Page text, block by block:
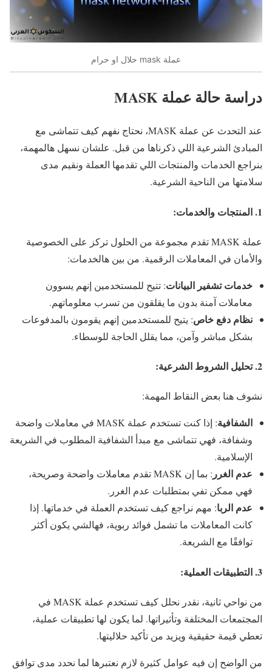
عملة mask حلال او حرام
دراسة حالة عملة MASK
عند التحدث عن عملة MASK، نحتاج نفهم كيف تتماشى مع
المبادئ الشرعية اللي ذكرناها من قبل. علشان نسهل هالمهمة،
بنراجع الخدمات والمنتجات اللي تقدمها العملة ونقيم مدى
سلامتها من الناحية الشرعية.
1. المنتجات والخدمات:
عملة MASK تقدم مجموعة من الحلول تركز على الخصوصية
والأمان في المعاملات الرقمية. من بين هالخدمات:
خدمات تشفير البيانات: تتيح للمستخدمين إنهم يسوون
معاملات آمنة بدون ما يقلقون من تسرب معلوماتهم.
نظام دفع خاص: يتيح للمستخدمين إنهم يقومون بالمدفوعات
بشكل مباشر وآمن، مما يقلل الحاجة للوسطاء.
2. تحليل الشروط الشرعية:
نشوف هنا بعض النقاط المهمة:
الشفافية
: إذا كنت تستخدم عملة MASK في معاملات واضحة
وشفافة، فهي تتماشى مع مبدأ الشفافية المطلوب في الشريعة
الإسلامية.
عدم الغرر
: بما إن MASK تقدم معاملات واضحة وصريحة،
فهي ممكن تفي بمتطلبات عدم الغرر.
عدم الربا: مهم نراجع كيف تستخدم العملة في خدماتها. إذا
كانت المعاملات ما تشمل فوائد ربوية، فهالشي يكون أكثر
توافقًا مع الشريعة.
3. التطبيقات العملية:
من نواحي ثانية، نقدر نحلل كيف تستخدم عملة MASK في
المجتمعات المختلفة وتأثيراتها. لما يكون لها تطبيقات عملية،
تعطي قيمة حقيقية ويزيد من تأكيد حلاليتها.
من الواضح إن فيه عوامل كثيرة لازم نعتبرها لما نحدد مدى توافق